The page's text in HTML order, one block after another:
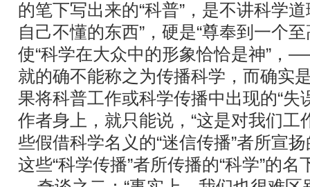
的笔下写出来的“科普”，是不讲科学
自己不懂的东西”，硬是“尊奉到一个
使“科学在大众中的形象恰恰是神”，
就的确不能称之为传播科学，而确实
果将科普工作或科学传播中出现的“失
作者身上，就只能说，“这是对我们工
些假借科学名义的“迷信传播”者所宣
这些“科学传播”者所传播的“科学”的名